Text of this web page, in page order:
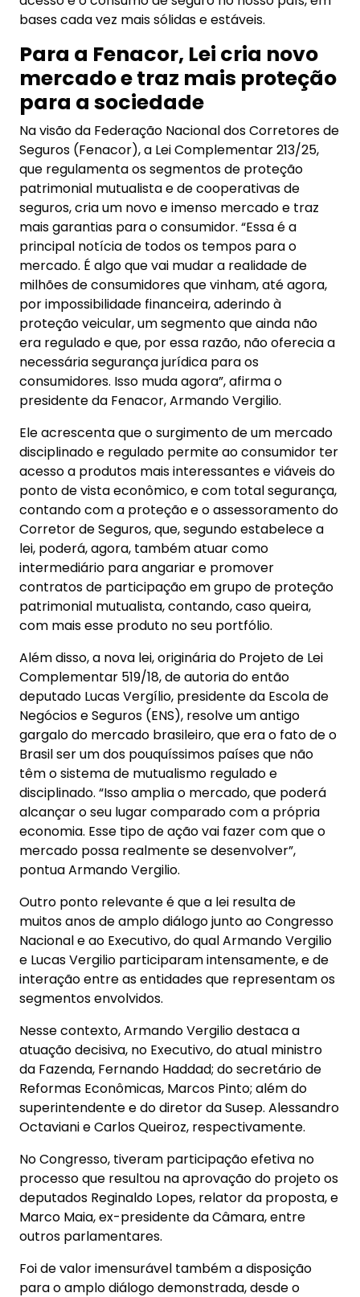
bases cada vez mais sólidas e estáveis.
Para a Fenacor, Lei cria novo
mercado e traz mais proteção
para a sociedade
Na visão da Federação Nacional dos Corretores de
Seguros (Fenacor), a Lei Complementar 213/25,
que regulamenta os segmentos de proteção
patrimonial mutualista e de cooperativas de
seguros, cria um novo e imenso mercado e traz
mais garantias para o consumidor. “Essa é a
principal notícia de todos os tempos para o
mercado. É algo que vai mudar a realidade de
milhões de consumidores que vinham, até agora,
por impossibilidade financeira, aderindo à
proteção veicular, um segmento que ainda não
era regulado e que, por essa razão, não oferecia a
necessária segurança jurídica para os
consumidores. Isso muda agora”, afirma o
presidente da Fenacor, Armando Vergilio.
Ele acrescenta que o surgimento de um mercado
disciplinado e regulado permite ao consumidor ter
acesso a produtos mais interessantes e viáveis do
ponto de vista econômico, e com total segurança,
contando com a proteção e o assessoramento do
Corretor de Seguros, que, segundo estabelece a
lei, poderá, agora, também atuar como
intermediário para angariar e promover
contratos de participação em grupo de proteção
patrimonial mutualista, contando, caso queira,
com mais esse produto no seu portfólio.
Além disso, a nova lei, originária do Projeto de Lei
Complementar 519/18, de autoria do então
deputado Lucas Vergílio, presidente da Escola de
Negócios e Seguros (ENS), resolve um antigo
gargalo do mercado brasileiro, que era o fato de o
Brasil ser um dos pouquíssimos países que não
têm o sistema de mutualismo regulado e
disciplinado. “Isso amplia o mercado, que poderá
alcançar o seu lugar comparado com a própria
economia. Esse tipo de ação vai fazer com que o
mercado possa realmente se desenvolver”,
pontua Armando Vergilio.
Outro ponto relevante é que a lei resulta de
muitos anos de amplo diálogo junto ao Congresso
Nacional e ao Executivo, do qual Armando Vergilio
e Lucas Vergilio participaram intensamente, e de
interação entre as entidades que representam os
segmentos envolvidos.
Nesse contexto, Armando Vergilio destaca a
atuação decisiva, no Executivo, do atual ministro
da Fazenda, Fernando Haddad; do secretário de
Reformas Econômicas, Marcos Pinto; além do
superintendente e do diretor da Susep. Alessandro
Octaviani e Carlos Queiroz, respectivamente.
No Congresso, tiveram participação efetiva no
processo que resultou na aprovação do projeto os
deputados Reginaldo Lopes, relator da proposta, e
Marco Maia, ex-presidente da Câmara, entre
outros parlamentares.
Foi de valor imensurável também a disposição
para o amplo diálogo demonstrada, desde o